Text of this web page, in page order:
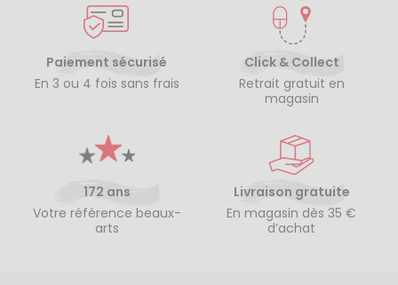
Paiement sécurisé
En 3 ou 4 fois sans frais
Click & Collect
Retrait gratuit en
magasin
172 ans
Votre référence beaux-
arts
Livraison gratuite
En magasin dès 35 €
d’achat